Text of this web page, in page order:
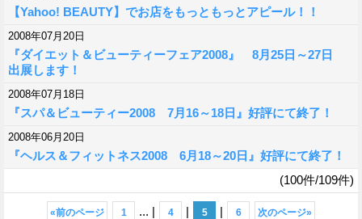
【Yahoo! BEAUTY】でお店をもっともっとアピール！！
2008年07月20日
『ダイエット＆ビューティーフェア2008』 8月25日～27日
出展します！
2008年07月18日
『スパ＆ビューティー2008 7月16～18日』好評にて終了！
2008年06月20日
『ヘルス＆フィットネス2008 6月18～20日』好評にて終了！
(100件/109件)
«前のページ 1 ... | 4 | 5 | 6 次のページ»